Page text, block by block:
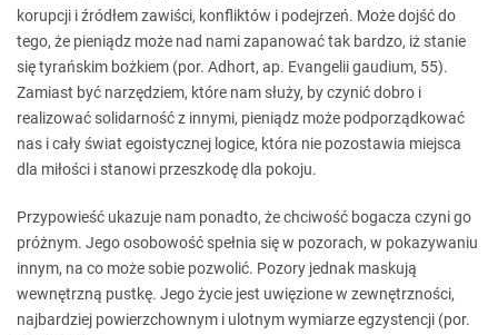
korupcji i źródłem zawiści, konfliktów i podejrzeń. Może dojść do
tego, że pieniądz może nad nami zapanować tak bardzo, iż stanie
się tyrańskim bożkiem (por. Adhort, ap. Evangelii gaudium, 55).
Zamiast być narzędziem, które nam służy, by czynić dobro i
realizować solidarność z innymi, pieniądz może podporządkować
nas i cały świat egoistycznej logice, która nie pozostawia miejsca
dla miłości i stanowi przeszkodę dla pokoju.
Przypowieść ukazuje nam ponadto, że chciwość bogacza czyni go
próżnym. Jego osobowość spełnia się w pozorach, w pokazywaniu
innym, na co może sobie pozwolić. Pozory jednak maskują
wewnętrzną pustkę. Jego życie jest uwięzione w zewnętrzności,
najbardziej powierzchownym i ulotnym wymiarze egzystencji (por.